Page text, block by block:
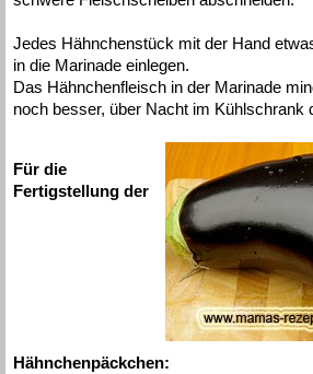
Jedes Hähnchenstück mit der Hand
in die Marinade einlegen.
Das Hähnchenfleisch in der Marinade
noch besser, über Nacht im Kühlschrank
Für die
Fertigstellung der
Hähnchenpäckchen: